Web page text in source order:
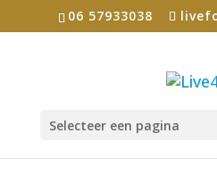
06 57933038
Selecteer een pagina